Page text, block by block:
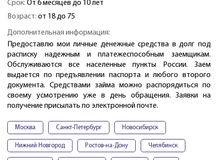
Срок: От 6 месяцев до 10 лет
Возраст: от 18 до 75
Дополнительная информация:
Предоставлю мои личные денежные средства в долг под
расписку надежным и платежеспособным заемщикам.
Обслуживаются все населенные пункты России. Заем
выдается по предъявлении паспорта и любого второго
документа. Средствами займа можно распорядиться по
своему усмотрению уже в день обращения. Заявки на
получение присылать по электронной почте.
Москва Санкт-Петербург Новосибирск
Нижний Новгород Ростов-на-Дону Челябинск